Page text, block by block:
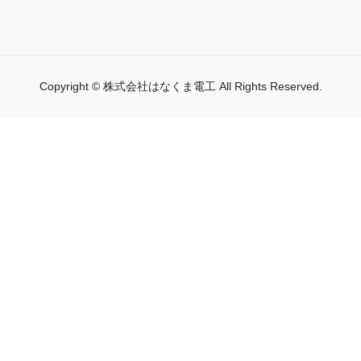
Copyright © 株式会社はなくま電工 All Rights Reserved.